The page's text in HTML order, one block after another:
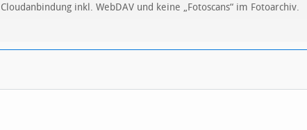
inkl. WebDAV und keine „Fotoscans“ im Fotoarchiv.